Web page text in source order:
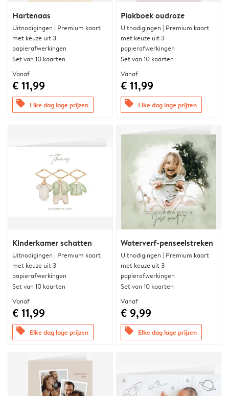
Hartenaas
Uitnodigingen | Premium kaart
met keuze uit 3
papierafwerkingen
Set van 10 kaarten
Vanaf
€ 11,99
offers Elke dag lage prijzen
Plakboek oudroze
Uitnodigingen | Premium kaart
met keuze uit 3
papierafwerkingen
Set van 10 kaarten
Vanaf
€ 11,99
offers Elke dag lage prijzen
Kinderkamer schatten
Uitnodigingen | Premium kaart
met keuze uit 3
papierafwerkingen
Set van 10 kaarten
Vanaf
€ 11,99
offers Elke dag lage prijzen
Waterverf-penseelstreken
Uitnodigingen | Premium kaart
met keuze uit 3
papierafwerkingen
Set van 10 kaarten
Vanaf
€ 9,99
offers Elke dag lage prijzen